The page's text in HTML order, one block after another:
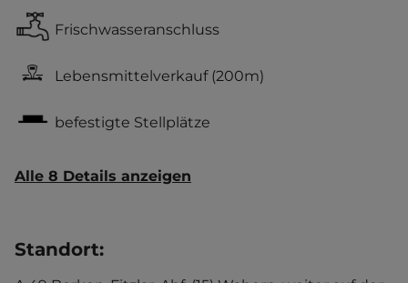
Frischwasseranschluss
Lebensmittelverkauf(200m)
befestigte Stellplätze
Alle 8 Details anzeigen
Standort: